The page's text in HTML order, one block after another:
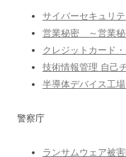
サイバーセキュリ
営業秘密 ～営業秘
クレジットカード
技術情報管理 自己
半導体デバイス工
警察庁
ランサムウェア被